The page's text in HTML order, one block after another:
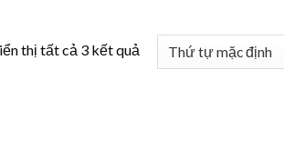
thị tất cả 3 kết quả